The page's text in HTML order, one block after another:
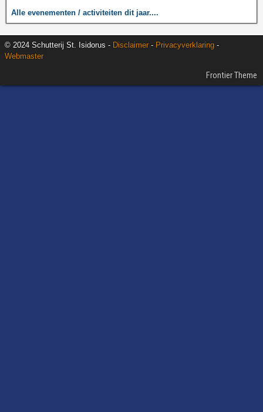
Alle evenementen / activiteiten dit jaar....
© 2024 Schutterij St. Isidorus - Disclaimer - Privacyverklaring -
Webmaster
Frontier Theme